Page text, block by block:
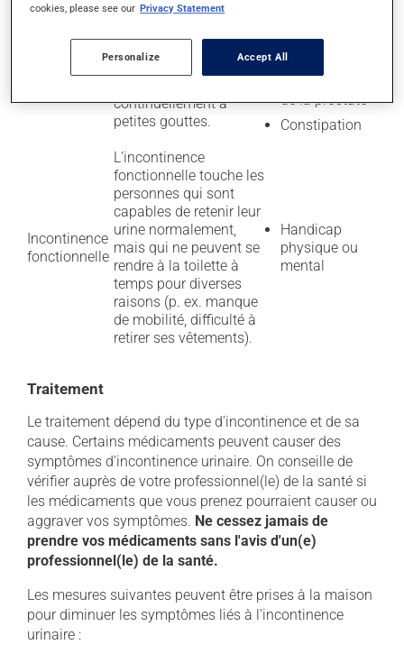
Incontinence
car elle ne peut pas se
continuellement à
petites gouttes.
(augmentation
de la
« grosseur »)
de la prostate
Constipation
Incontinence
fonctionnelle
L'incontinence
fonctionnelle touche les
personnes qui sont
capables de retenir leur
urine normalement,
mais qui ne peuvent se
rendre à la toilette à
temps pour diverses
raisons (p. ex. manque
de mobilité, difficulté à
retirer ses vêtements).
Handicap
physique ou
mental
Traitement
Le traitement dépend du type d'incontinence et de sa
cause. Certains médicaments peuvent causer des
symptômes d'incontinence urinaire. On conseille de
vérifier auprès de votre professionnel(le) de la santé si
les médicaments que vous prenez pourraient causer ou
aggraver vos symptômes. Ne cessez jamais de
prendre vos médicaments sans l'avis d'un(e)
professionnel(le) de la santé.
Les mesures suivantes peuvent être prises à la maison
pour diminuer les symptômes liés à l'incontinence
urinaire :
cookies, please see our Privacy Statement
Personalize Accept All